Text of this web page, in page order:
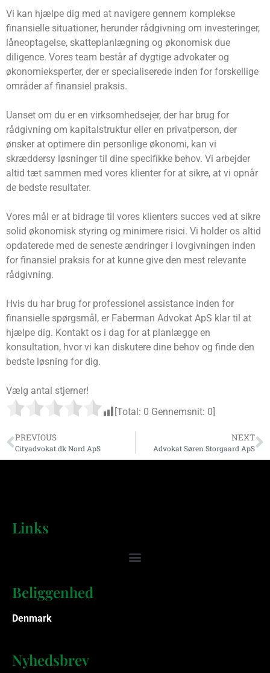
Vi kan hjælpe dig med at navigere gennem komplekse
finansielle situationer, herunder rådgivning om investeringer,
låneoptagelse, skatteplanlægning og økonomisk due
diligence. Vores team består af dygtige advokater og
økonomieksperter, der er specialiserede inden for forskellige
områder af finansiel praksis.
Uanset om du er en virksomhedsejer, der har brug for
rådgivning om kapitalstruktur eller en privatperson, der
ønsker at optimere din personlige økonomi, kan vi
skræddersy løsninger til dine specifikke behov. Vi arbejder
altid tæt sammen med vores klienter for at sikre, at vi opnår
de bedste resultater.
Vores mål er at bidrage til vores klienters succes ved at sikre
solid økonomisk styring og minimere risici. Vi holder os altid
opdaterede med de seneste ændringer i lovgivningen inden
for finansiel praksis for at kunne give den mest relevante
rådgivning.
Hvis du har brug for professionel assistance inden for
finansielle spørgsmål, er Faberman Advokat ApS klar til at
hjælpe dig. Kontakt os i dag for at planlægge en
konsultation, hvor vi kan diskutere dine behov og finde den
bedste løsning for dig.
Vælg antal stjerner!
[Total: 0 Gennemsnit: 0
PREVIOUS
Cityadvokat.dk Nord ApS
NEXT
Advokat Søren Storgaard ApS
Links
Beliggenhed
Denmark
Nyhedsbrev